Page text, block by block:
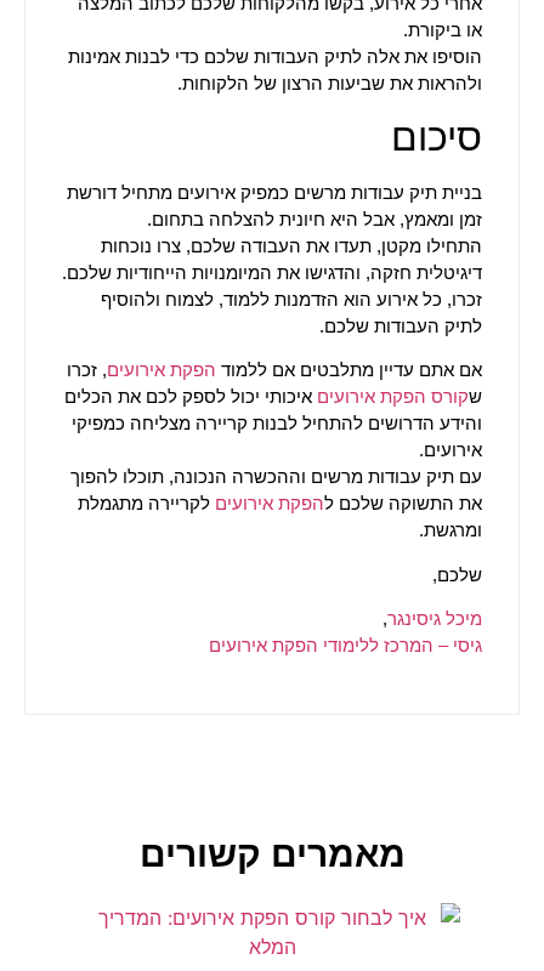
או ביקורת.
הוסיפו את אלה לתיק העבודות שלכם כדי לבנות אמינות
ולהראות את שביעות הרצון של הלקוחות.
סיכום
בניית תיק עבודות מרשים כמפיק אירועים מתחיל דורשת
זמן ומאמץ, אבל היא חיונית להצלחה בתחום.
התחילו מקטן, תעדו את העבודה שלכם, צרו נוכחות
דיגיטלית חזקה, והדגישו את המיומנויות הייחודיות שלכם.
זכרו, כל אירוע הוא הזדמנות ללמוד, לצמוח ולהוסיף
לתיק העבודות שלכם.
אם אתם עדיין מתלבטים אם ללמוד הפקת אירועים, זכרו
שקורס הפקת אירועים איכותי יכול לספק לכם את הכלים
והידע הדרושים להתחיל לבנות קריירה מצליחה כמפיקי
אירועים.
עם תיק עבודות מרשים וההכשרה הנכונה, תוכלו להפוך
את התשוקה שלכם להפקת אירועים לקריירה מתגמלת
ומרגשת.
שלכם,
מיכל גיסינגר,
גיסי – המרכז ללימודי הפקת אירועים
מאמרים קשורים